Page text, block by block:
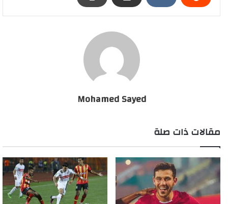
كبير في الكبد.
هل حالة إمام عاشور خطيرة؟
وفي العادة لا يكون التهاب الكبد A مزمنًا، وفي الغالب ما يتعافى
المصابون منه تمامًا خلال أسابيع إلى شهور، لكن في بعض الحالات،
بشكل تدريجي ويشفى الكبد.
عاشور
Mohamed Sayed
مقالات ذات صلة